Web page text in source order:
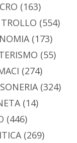
(163)
(554)
(173)
(55)
(274)
(324)
(14)
(446)
(269)